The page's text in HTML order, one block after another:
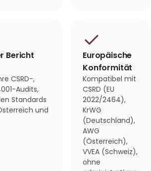
Bericht
CSRD-,
Audits,
Standards
und
Europäische
Konformität
Kompatibel mit
CSRD (EU
2022/2464),
KrWG
(Deutschland),
AWG
(Österreich),
VVEA (Schweiz),
ohne